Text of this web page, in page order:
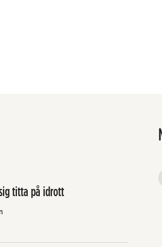
titta på idrott